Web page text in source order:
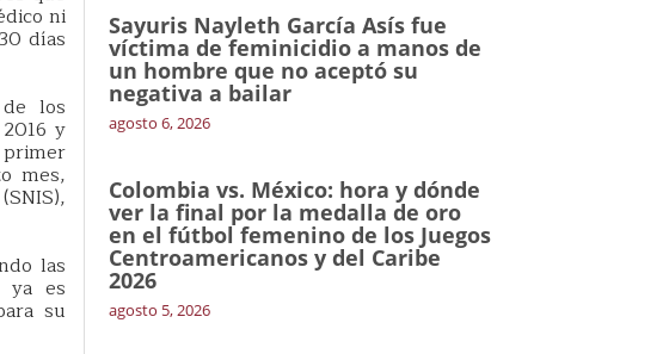
ni
días
los
y
mes,
las
ya es
su
Sayuris Nayleth García Asís fue
víctima de feminicidio a manos de
un hombre que no aceptó su
negativa a bailar
agosto 6, 2026
Colombia vs. México: hora y dónde
ver la final por la medalla de oro
en el fútbol femenino de los Juegos
Centroamericanos y del Caribe
2026
agosto 5, 2026